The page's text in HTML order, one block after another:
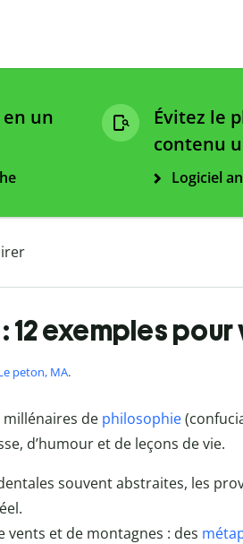
un
Évitez le
contenu
Logiciel
exemples
peton, MA.
de philosophie
d’humour et de leçons de vie.
souvent abstraites, les
vents et de montagnes : des